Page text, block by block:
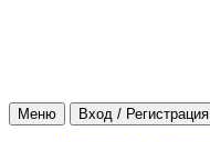
Меню Вход / Регистрация